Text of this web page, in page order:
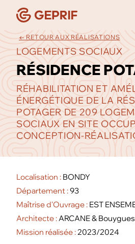
← RETOUR AUX RÉALISATIONS
LOGEMENTS SOCIAUX
RÉSIDENCE
RÉHABILITATION ET
ÉNERGÉTIQUE DE LA
POTAGER DE 209
SOCIAUX EN SITE
CONCEPTION-
Localisation : BONDY
Département :93
Maîtrise d'Ouvrage : EST
Architecte :ARCANE &
Mission réalisée :2023/2024